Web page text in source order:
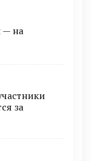
— на
за